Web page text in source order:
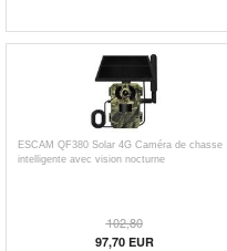
ESCAM QF380 Solar 4G Caméra de chasse
intelligente avec vision nocturne
102,80
97,70EUR